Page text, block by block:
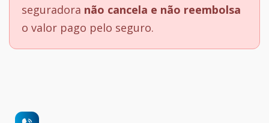
seguradora não cancela e não reembolsa
o valor pago pelo seguro.